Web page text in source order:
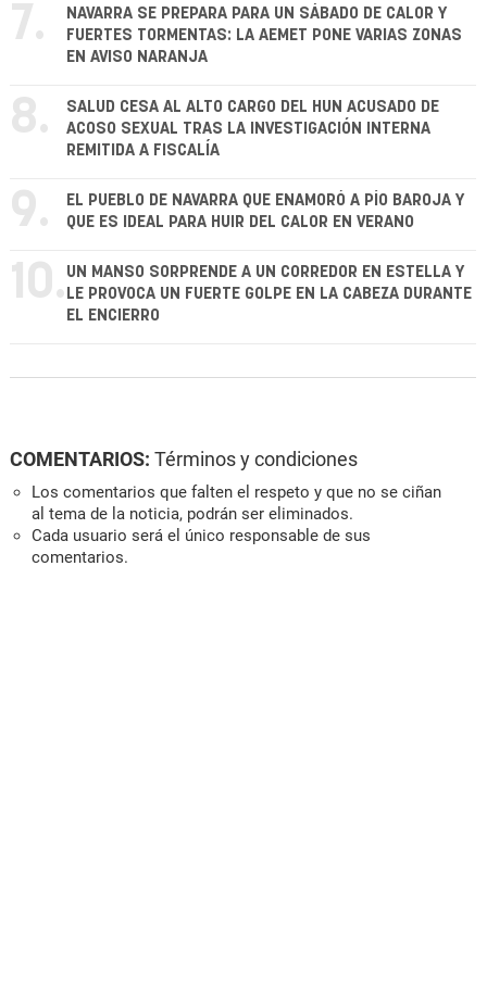
7.
NAVARRA SE PREPARA PARA UN SÁBADO DE CALOR Y
FUERTES TORMENTAS: LA AEMET PONE VARIAS ZONAS
EN AVISO NARANJA
8.
SALUD CESA AL ALTO CARGO DEL HUN ACUSADO DE
ACOSO SEXUAL TRAS LA INVESTIGACIÓN INTERNA
REMITIDA A FISCALÍA
9.
EL PUEBLO DE NAVARRA QUE ENAMORÓ A PÍO BAROJA Y
QUE ES IDEAL PARA HUIR DEL CALOR EN VERANO
10. UN MANSO SORPRENDE A UN CORREDOR EN ESTELLA Y
LE PROVOCA UN FUERTE GOLPE EN LA CABEZA DURANTE
EL ENCIERRO
COMENTARIOS: Términos y condiciones
Los comentarios que falten el respeto y que no se ciñan
al tema de la noticia, podrán ser eliminados.
Cada usuario será el único responsable de sus
comentarios.